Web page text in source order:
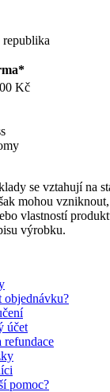
republika
Kč
se vztahují na
mohou
vlastností
výrobku.
objednávku?
účet
refundace
pomoc?